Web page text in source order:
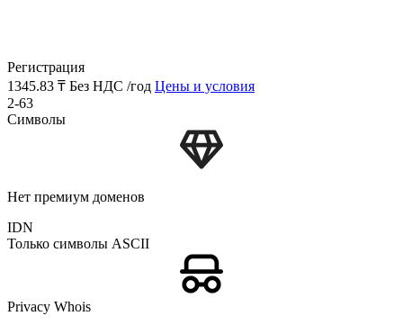
Регистрация
1345.83 ₸ Без НДС /год Цены и условия
2-63
Символы
Нет премиум доменов
IDN
Только символы ASCII
Privacy Whois